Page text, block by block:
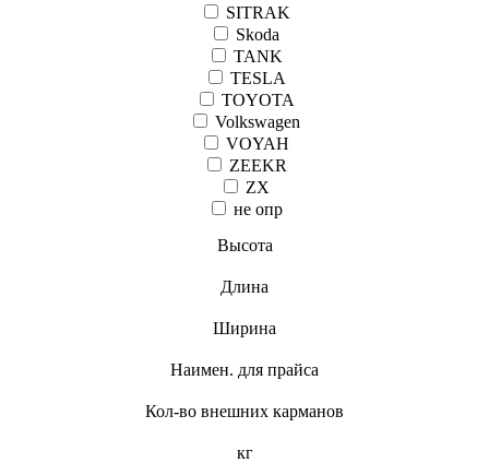
SITRAK
Skoda
TANK
TESLA
TOYOTA
Volkswagen
VOYAH
ZEEKR
ZX
не опр
Высота
Длина
Ширина
Наимен. для прайса
Кол-во внешних карманов
кг